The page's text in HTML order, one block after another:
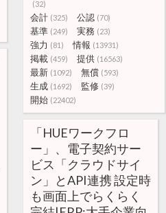
(32)
会計 (325) 公認 (70)
基準 (249) 実務 (23)
強力 (81) 情報 (13931)
掲載 (459) 提供 (16563)
最新 (1092) 無償 (593)
生成 (1692) 監修 (39)
開始 (22402)
「HUEワークフロ
ー」、電子契約サー
ビス「クラウドサイ
ン」とAPI連携 設定時
も画面上でらくらく